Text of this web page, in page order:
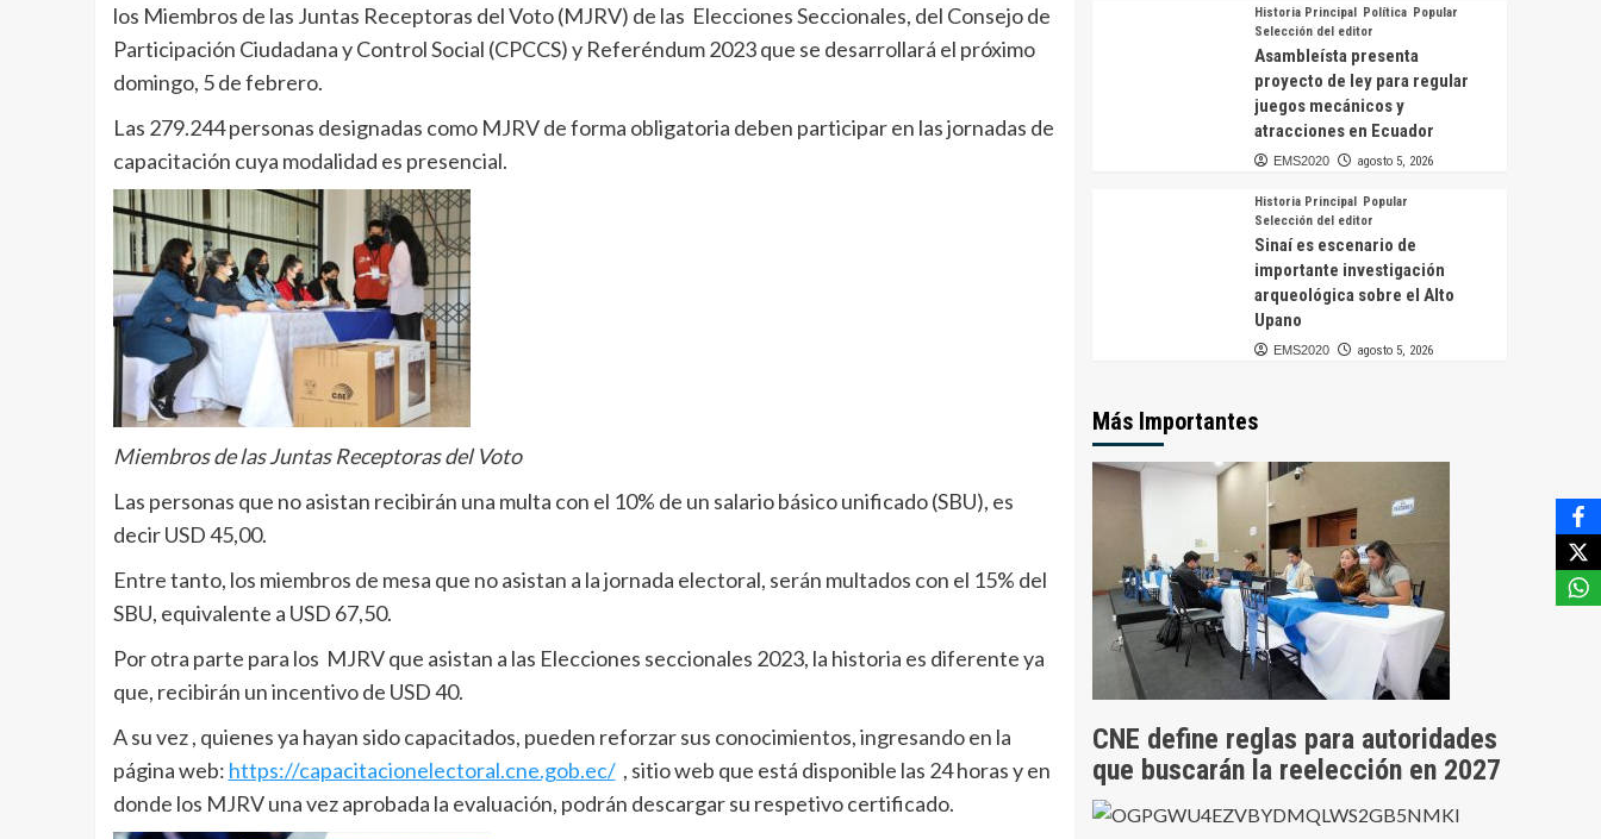
los Miembros de las Juntas Receptoras del Voto (MJRV) de las Elecciones Seccionales, del Consejo de
Participación Ciudadana y Control Social (CPCCS) y Referéndum 2023 que se desarrollará el próximo
domingo, 5 de febrero.
Las 279.244 personas designadas como MJRV de forma obligatoria deben participar en las jornadas de
capacitación cuya modalidad es presencial.
Miembros de las Juntas Receptoras del Voto
Las personas que no asistan recibirán una multa con el 10% de un salario básico unificado (SBU), es
decir USD 45,00.
Entre tanto, los miembros de mesa que no asistan a la jornada electoral, serán multados con el 15% del
SBU, equivalente a USD 67,50.
Por otra parte para los MJRV que asistan a las Elecciones seccionales 2023, la historia es diferente ya
que, recibirán un incentivo de USD 40.
A su vez , quienes ya hayan sido capacitados, pueden reforzar sus conocimientos, ingresando en la
página web: https://capacitacionelectoral.cne.gob.ec/, sitio web que está disponible las 24 horas y en
donde los MJRV una vez aprobada la evaluación, podrán descargar su respetivo certificado.
Historia Principal Política Popular
Selección del editor
Asambleísta presenta
proyecto de ley para regular
juegos mecánicos y
atracciones en Ecuador
EMS2020 agosto 5, 2026
Historia Principal Popular
Selección del editor
Sinaí es escenario de
importante investigación
arqueológica sobre el Alto
Upano
EMS2020 agosto 5, 2026
Más Importantes
CNE define reglas para autoridades
que buscarán la reelección en 2027